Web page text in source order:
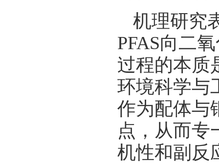
机理研究
PFAS向二
过程的本质
环境科学与
作为配体与
点，从而专
机性和副反